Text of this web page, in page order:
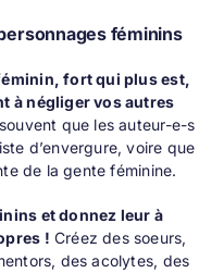
féminins
fort qui plus est,
à négliger vos autres
que les auteur-e-s
d’envergure, voire que
de la gente féminine.
et donnez leur à
! Créez des soeurs,
des acolytes, des